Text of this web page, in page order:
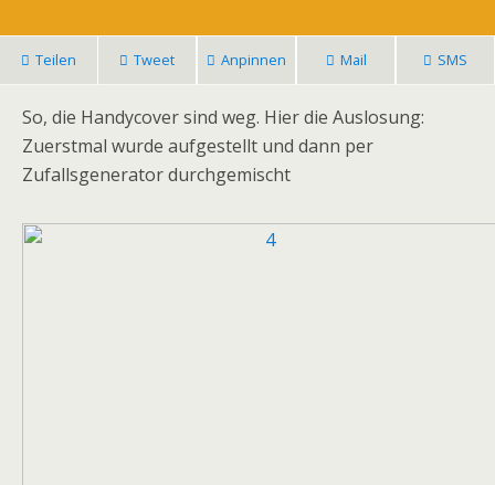
Teilen Tweet Anpinnen Mail SMS
So, die Handycover sind weg. Hier die Auslosung:
Zuerstmal wurde aufgestellt und dann per
Zufallsgenerator durchgemischt